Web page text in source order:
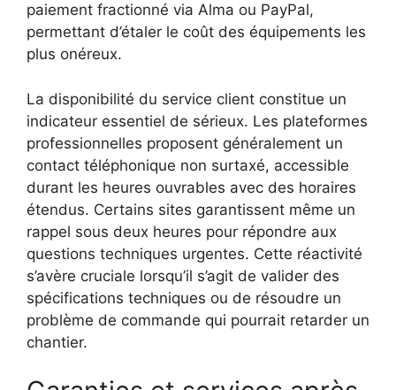
paiement fractionné via Alma ou PayPal,
permettant d’étaler le coût des équipements les
plus onéreux.
La disponibilité du service client constitue un
indicateur essentiel de sérieux. Les plateformes
professionnelles proposent généralement un
contact téléphonique non surtaxé, accessible
durant les heures ouvrables avec des horaires
étendus. Certains sites garantissent même un
rappel sous deux heures pour répondre aux
questions techniques urgentes. Cette réactivité
s’avère cruciale lorsqu’il s’agit de valider des
spécifications techniques ou de résoudre un
problème de commande qui pourrait retarder un
chantier.